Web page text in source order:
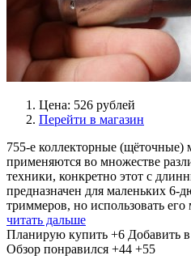
Цена: 526 рублей
Перейти в магазин
755-е коллекторные (щёточные)
применяются во множестве
техники, конкретно этот с
предназначен для маленьких
триммеров, но использовать
читать дальше
Планирую купить +6 Добавить
Обзор понравился +44 +55